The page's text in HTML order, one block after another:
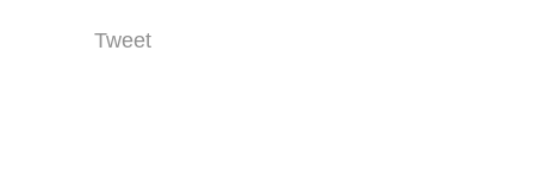
Tweet